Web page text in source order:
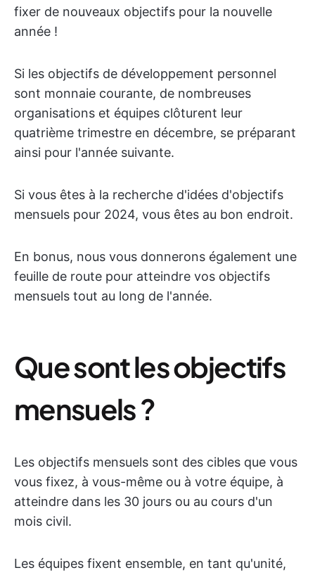
fixer de nouveaux objectifs pour la nouvelle
année !
Si les objectifs de développement personnel
sont monnaie courante, de nombreuses
organisations et équipes clôturent leur
quatrième trimestre en décembre, se préparant
ainsi pour l'année suivante.
Si vous êtes à la recherche d'idées d'objectifs
mensuels pour 2024, vous êtes au bon endroit.
En bonus, nous vous donnerons également une
feuille de route pour atteindre vos objectifs
mensuels tout au long de l'année.
Que sont les objectifs
mensuels ?
Les objectifs mensuels sont des cibles que vous
vous fixez, à vous-même ou à votre équipe, à
atteindre dans les 30 jours ou au cours d'un
mois civil.
Les équipes fixent ensemble, en tant qu'unité,